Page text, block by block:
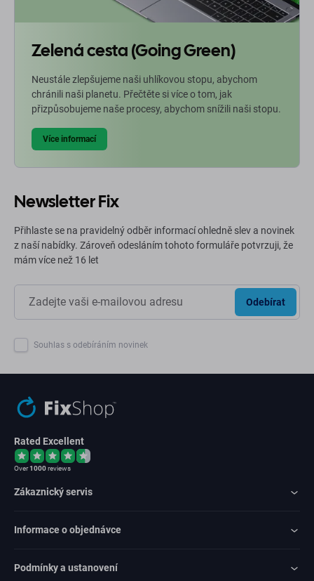
Zelená cesta (Going Green)
Neustále zlepšujeme naši uhlíkovou stopu, abychom
chránili naši planetu. Přečtěte si více o tom, jak
přizpůsobujeme naše procesy, abychom snížili naši stopu.
Více informací
Newsletter Fix
Přihlaste se na pravidelný odběr informací ohledně slev a novinek
z naší nabídky. Zároveň odesláním tohoto formuláře potvrzuji, že
mám více než 16 let
Odebírat
Souhlas s odebíráním novinek
Rated Excellent
Over1000reviews
Zákaznický servis
Informace o objednávce
Podmínky a ustanovení